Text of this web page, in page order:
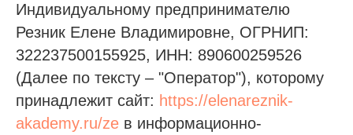
Индивидуальному предпринимателю
Резник Елене Владимировне, ОГРНИП:
322237500155925, ИНН: 890600259526
(Далее по тексту – "Оператор"), которому
принадлежит сайт: https://elenareznik-
akademy.ru/ze в информационно-